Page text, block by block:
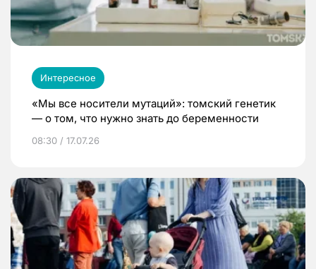
Интересное
«Мы все носители мутаций»: томский генетик
— о том, что нужно знать до беременности
08:30 / 17.07.26